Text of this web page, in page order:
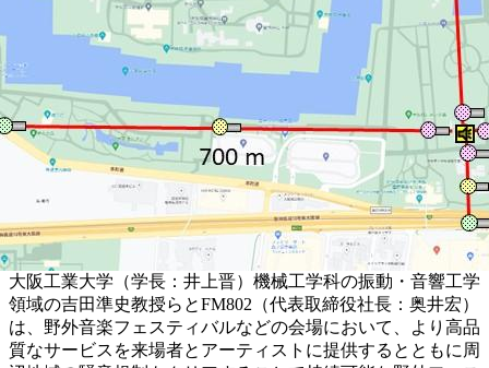
大阪工業大学（学長：井上晋）機械工学科の振動・音響工学
領域の吉田準史教授らとFM802（代表取締役社長：奥井宏）
は、野外音楽フェスティバルなどの会場において、より高品
質なサービスを来場者とアーティストに提供するとともに周